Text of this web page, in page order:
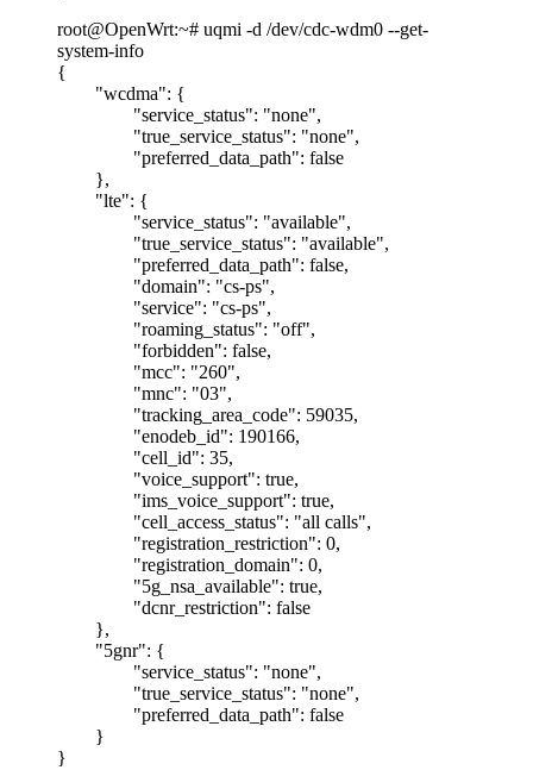
root@OpenWrt:~# uqmi -d /dev/cdc-wdm0 --get-
system-info
{
"wcdma": {
"service_status": "none",
"true_service_status": "none",
"preferred_data_path": false
},
"lte": {
"service_status": "available",
"true_service_status": "available",
"preferred_data_path": false,
"domain": "cs-ps",
"service": "cs-ps",
"roaming_status": "off",
"forbidden": false,
"mcc": "260",
"mnc": "03",
"tracking_area_code": 59035,
"enodeb_id": 190166,
"cell_id": 35,
"voice_support": true,
"ims_voice_support": true,
"cell_access_status": "all calls",
"registration_restriction": 0,
"registration_domain": 0,
"5g_nsa_available": true,
"dcnr_restriction": false
},
"5gnr": {
"service_status": "none",
"true_service_status": "none",
"preferred_data_path": false
}
}